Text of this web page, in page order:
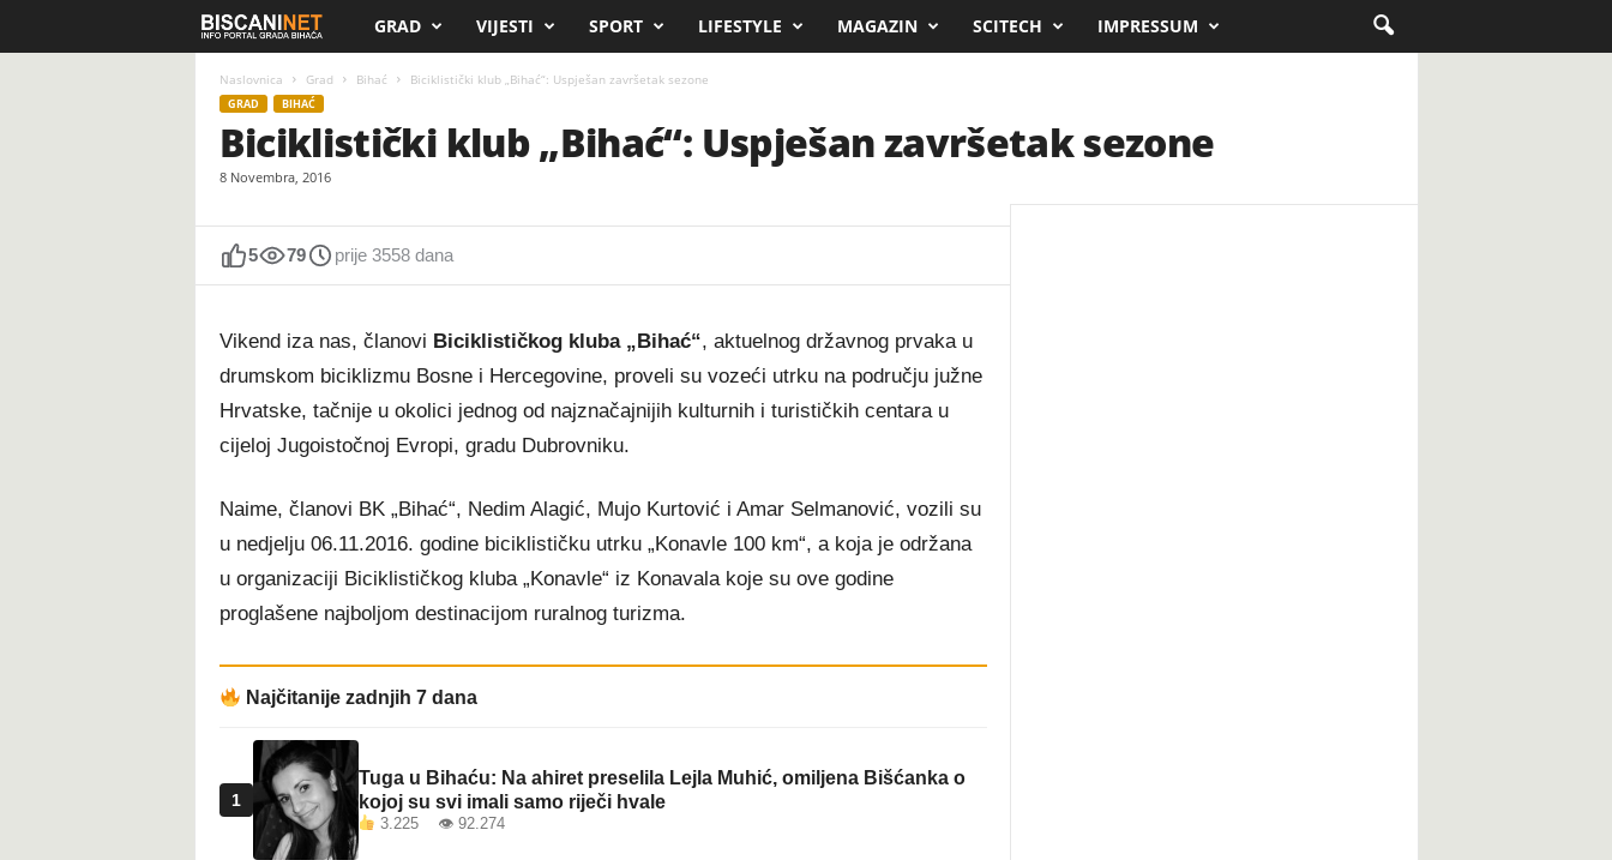
i
s
n
i
n
e
t
GRAD VIJESTI SPORT LIFESTYLE MAGAZIN SCITECH IMPRESSUM
Naslovnica Grad Bihać Biciklistički klub „Bihać“: Uspješan završetak sezone
GRAD BIHAĆ
Biciklistički klub „Bihać“: Uspješan završetak sezone
8 Novembra, 2016
5 79 prije 3558 dana
Vikend iza nas, članovi Biciklističkog kluba „Bihać“, aktuelnog državnog prvaka u
drumskom biciklizmu Bosne i Hercegovine, proveli su vozeći utrku na području južne
Hrvatske, tačnije u okolici jednog od najznačajnijih kulturnih i turističkih centara u
cijeloj Jugoistočnoj Evropi, gradu Dubrovniku.
Naime, članovi BK „Bihać“, Nedim Alagić, Mujo Kurtović i Amar Selmanović, vozili su
u nedjelju 06.11.2016. godine biciklističku utrku „Konavle 100 km“, a koja je održana
u organizaciji Biciklističkog kluba „Konavle“ iz Konavala koje su ove godine
proglašene najboljom destinacijom ruralnog turizma.
Najčitanije zadnjih 7 dana
1
Tuga u Bihaću: Na ahiret preselila Lejla Muhić, omiljena Bišćanka o
kojoj su svi imali samo riječi hvale
3.225 👁 92.274